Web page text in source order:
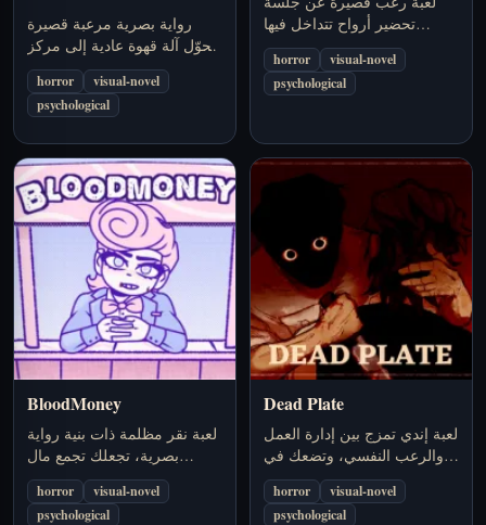
رواية بصرية مرعبة قصيرة
تحوّل آلة قهوة عادية إلى مركز
لتجربة نفسية مقلقة تعتمد على
التكرار والفضول.
horror
visual-novel
psychological
تحضير أرواح تتداخل فيها
خلافات العائلة مع حضور يبدو
أنه لم يكن يجب أن يظهر في
الغرفة.
horror
visual-novel
psychological
BloodMoney
لعبة نقر مظلمة ذات بنية رواية
بصرية، تجعلك تجمع مال
العملية عبر إيذاء هارفي
وتحويل التقدم إلى فخ أخلاقي.
horror
visual-novel
psychological
Dead Plate
لعبة إندي تمزج بين إدارة العمل
والرعب النفسي، وتضعك في
دور نادل داخل مطعم فاخر من
خمسينيات القرن الماضي.
horror
visual-novel
psychological